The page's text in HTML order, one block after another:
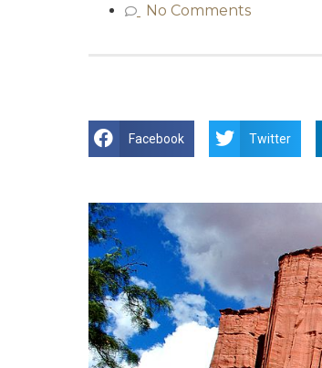
No Comments
Facebook Twitter